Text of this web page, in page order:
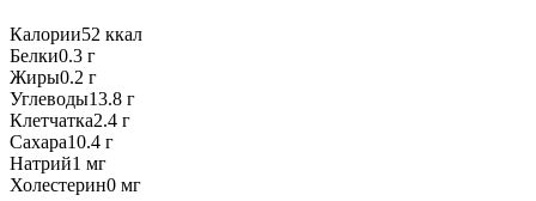
Калории52 ккал
Белки0.3 г
Жиры0.2 г
Углеводы13.8 г
Клетчатка2.4 г
Сахара10.4 г
Натрий1 мг
Холестерин0 мг